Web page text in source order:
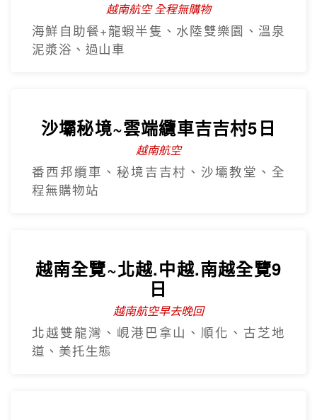
越南航空 全程無購物
海鮮自助餐+龍蝦半隻、水陸雙樂園、溫泉
泥漿浴、過山車
沙壩秘境~雲端纜車吉吉村5日
越南航空
番西邦纜車、秘境吉吉村、沙壩教堂、全
程無購物站
越南全覽~北越.中越.南越全覽9
日
越南航空早去晚回
北越雙龍灣、峴港巴拿山、順化、古芝地
道、美托生態